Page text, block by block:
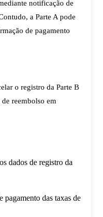
notificação de
a Parte A pode
de pagamento
o registro da Parte B
reembolso em
dados de registro da
pagamento das taxas de